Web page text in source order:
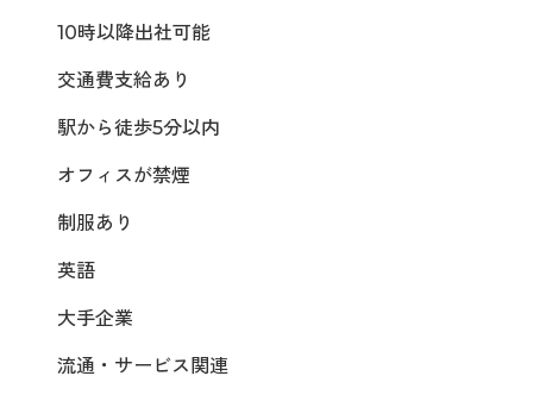
10時以降出社可能
交通費支給あり
駅から徒歩5分以内
オフィスが禁煙
制服あり
英語
大手企業
流通・サービス関連